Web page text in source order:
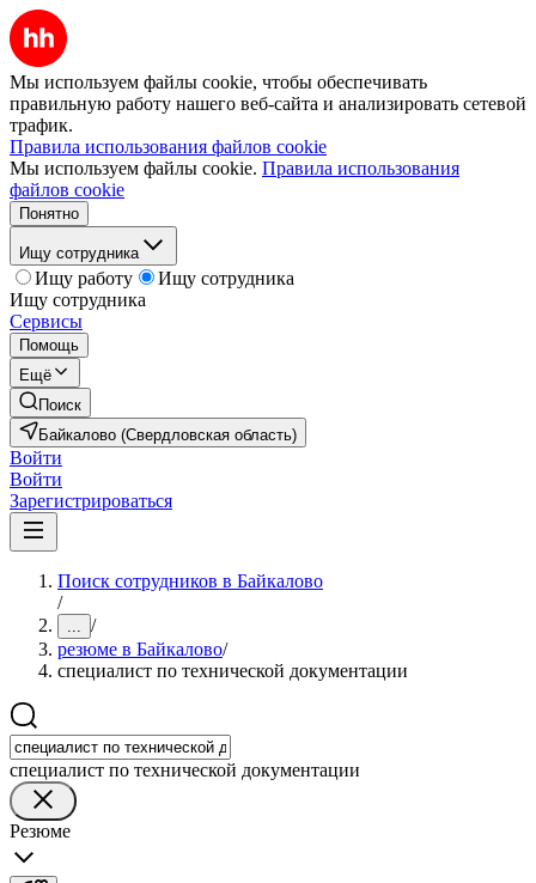
Мы используем файлы cookie, чтобы обеспечивать
правильную работу нашего веб-сайта и анализировать сетевой
трафик.
Правила использования файлов cookie
Мы используем файлы cookie. Правила использования
файлов cookie
Понятно
Ищу сотрудника
Ищу работу
Ищу сотрудника
Ищу сотрудника
Сервисы
Помощь
Ещё
Поиск
Байкалово (Свердловская область)
Войти
Войти
Зарегистрироваться
Поиск сотрудников в Байкалово
/
... /
резюме в Байкалово/
специалист по технической документации
специалист по технической документации
Резюме